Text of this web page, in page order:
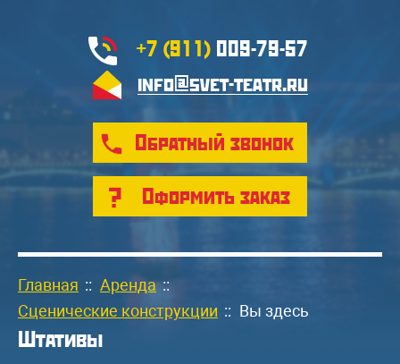
+7 (911) 009-79-57
info@svet-teatr.ru
Обратный звонок
Оформить заказ
Главная :: Аренда ::
Сценические конструкции :: Вы здесь
Штативы